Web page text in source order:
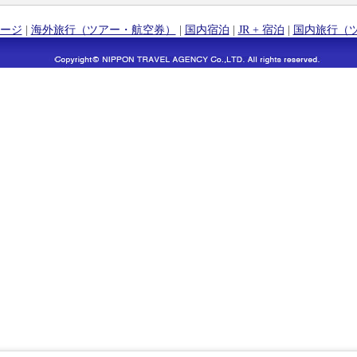
ジ | 海外旅行（ツアー・航空券） | 国内宿泊 | JR + 宿泊 | 国内旅行（